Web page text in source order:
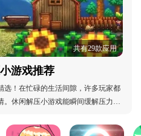
共有29款应用
游戏推荐
选！在忙碌的生活间隙，许多玩家都
休闲解压小游戏能瞬间缓解压力、
打动您的心。更棒的是，部分游戏还